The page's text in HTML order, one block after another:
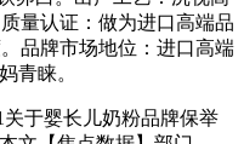
量认证：做为进口高端品
品牌市场地位：进口高端
青睐。
于婴长儿奶粉品牌保举